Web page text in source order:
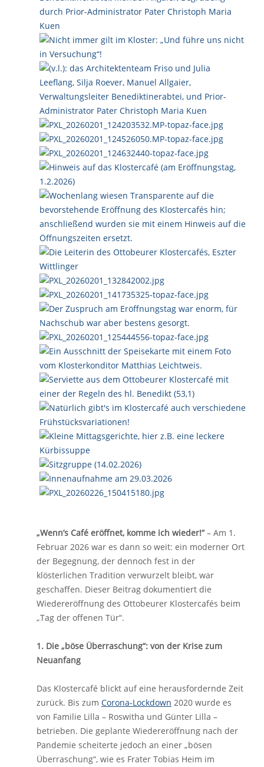
„Wenn’s Café eröffnet, komme ich wieder!“– Am 1.
Februar 2026 war es dann so weit: ein moderner Ort
der Begegnung, der dennoch fest in der
klösterlichen Tradition verwurzelt bleibt, war
geschaffen. Dieser Beitrag dokumentiert die
Wiedereröffnung des Ottobeurer Klostercafés beim
„Tag der offenen Tür“.
1. Die „böse Überraschung“: von der Krise zum
Neuanfang
Das Klostercafé blickt auf eine herausfordernde Zeit
zurück. Bis zum Corona-Lockdown 2020 wurde es
von Familie Lilla – Roswitha und Günter Lilla –
betrieben. Die geplante Wiedereröffnung nach der
Pandemie scheiterte jedoch an einer „bösen
Überraschung“, wie es Frater Tobias Heim im